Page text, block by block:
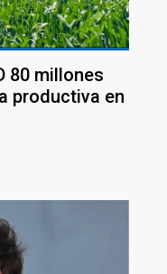
80 millones
productiva en